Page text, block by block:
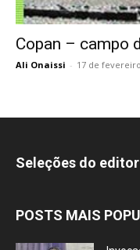
Copan – campo
Ali Onaissi - 17 de
Seleções do editor
POSTS MAIS